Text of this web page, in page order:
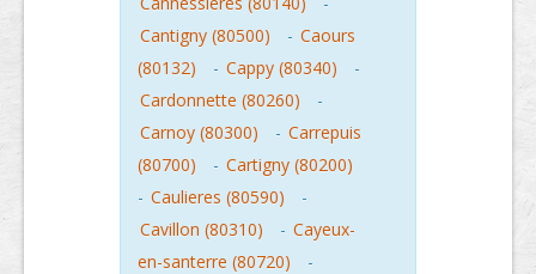
Cantigny (80500)
- Caours
(80132)
- Cappy (80340)
-
Cardonnette (80260)
-
Carnoy (80300)
- Carrepuis
(80700)
- Cartigny (80200)
- Caulieres (80590)
-
Cavillon (80310)
- Cayeux-
en-santerre (80720)
-